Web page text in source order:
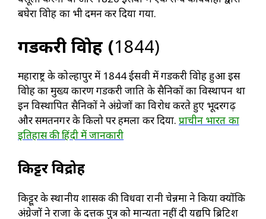
बघेरा विद्रोह का भी दमन कर दिया गया.
गडकरी विद्रोह (1844)
महाराष्ट्र के कोल्हापुर में 1844 ईसवी में गडकरी विद्रोह हुआ इस
विद्रोह का मुख्य कारण गडकरी जाति के सैनिकों का विस्थापन था
इन विस्थापित सैनिकों ने अंग्रेजों का विरोध करते हुए भूदरगढ़
और समतनगर के किलो पर हमला कर दिया.प्राचीन भारत का
इतिहास की हिंदी में जानकारी
किट्टूर विद्रोह
किट्टूर के स्थानीय शासक की विधवा रानी चेन्नमा ने किया क्योंकि
अंग्रेजों ने राजा के दत्तक पुत्र को मान्यता नहीं दी यद्यपि ब्रिटिश